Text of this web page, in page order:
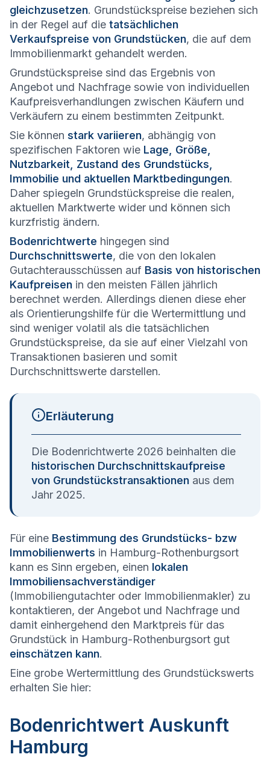
gleichzusetzen. Grundstückspreise beziehen sich
in der Regel auf die tatsächlichen
Verkaufspreise von Grundstücken, die auf dem
Immobilienmarkt gehandelt werden.
Grundstückspreise sind das Ergebnis von
Angebot und Nachfrage sowie von individuellen
Kaufpreisverhandlungen zwischen Käufern und
Verkäufern zu einem bestimmten Zeitpunkt.
Sie können stark variieren, abhängig von
spezifischen Faktoren wie Lage, Größe,
Nutzbarkeit, Zustand des Grundstücks,
Immobilie und aktuellen Marktbedingungen.
Daher spiegeln Grundstückspreise die realen,
aktuellen Marktwerte wider und können sich
kurzfristig ändern.
Bodenrichtwerte hingegen sind
Durchschnittswerte, die von den lokalen
Gutachterausschüssen auf Basis von historischen
Kaufpreisen in den meisten Fällen jährlich
berechnet werden. Allerdings dienen diese eher
als Orientierungshilfe für die Wertermittlung und
sind weniger volatil als die tatsächlichen
Grundstückspreise, da sie auf einer Vielzahl von
Transaktionen basieren und somit
Durchschnittswerte darstellen.
Erläuterung
Die Bodenrichtwerte 2026 beinhalten die
historischen Durchschnittskaufpreise
von Grundstückstransaktionen aus dem
Jahr 2025.
Für eine Bestimmung des Grundstücks- bzw
Immobilienwerts in Hamburg-Rothenburgsort
kann es Sinn ergeben, einen lokalen
Immobiliensachverständiger
(Immobiliengutachter oder Immobilienmakler) zu
kontaktieren, der Angebot und Nachfrage und
damit einhergehend den Marktpreis für das
Grundstück in Hamburg-Rothenburgsort gut
einschätzen kann.
Eine grobe Wertermittlung des Grundstückswerts
erhalten Sie hier:
Bodenrichtwert Auskunft
Hamburg